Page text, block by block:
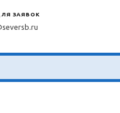
ЗАЯВОК